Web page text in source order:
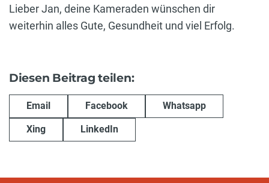
Lieber Jan, deine Kameraden wünschen dir
weiterhin alles Gute, Gesundheit und viel Erfolg.
Diesen Beitrag teilen:
Email Facebook Whatsapp
Xing LinkedIn